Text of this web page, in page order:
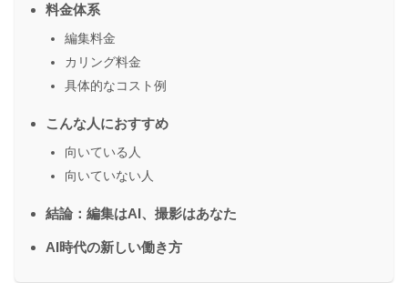
料金体系
編集料金
カリング料金
具体的なコスト例
こんな人におすすめ
向いている人
向いていない人
結論：編集はAI、撮影はあなた
AI時代の新しい働き方